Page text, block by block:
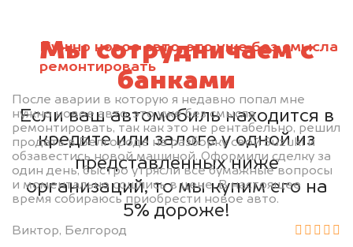
Нужно новое авто, это уже без смысла
ремонтировать
После аварии в которую я недавно попал мне
нужно новое авто, это уже без смысла
ремонтировать, так как это не рентабельно, решил
продать в Белгороде на разборку свой Suzuki и
обзавестись новой машиной. Оформили сделку за
один день, быстро утрясли все бумажные вопросы
и моментально сошлись в цене. В настоящее
время собираюсь приобрести новое авто.
Виктор, Белгород
Мы сотрудничаем с
банками
Если ваш автомобиль находится в
кредите или залоге у одной из
представленных ниже
организаций, то мы купим его на
5% дороже!